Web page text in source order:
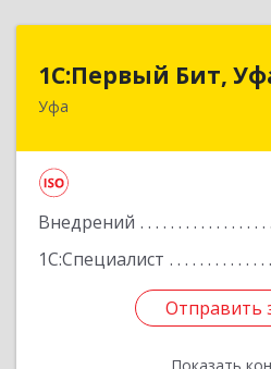
1С:Первый Бит,
Уфа
Внедрений
1С:Специалист
Отправить
Отправить